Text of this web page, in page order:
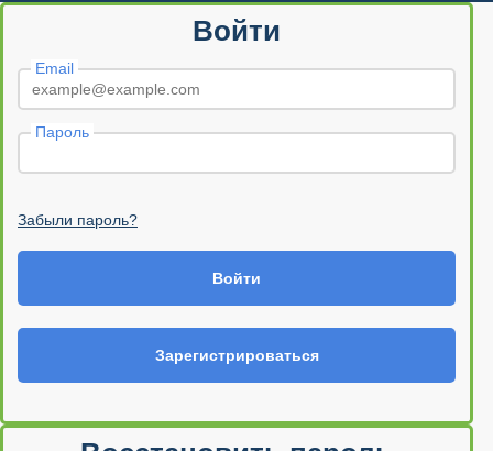
Войти
Email
Пароль
Забыли пароль?
Войти
Зарегистрироваться